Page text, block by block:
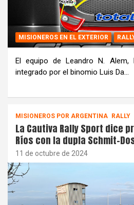
MISIONEROS EN EL EXTERIOR
El equipo de Leandro N. Alem,
integrado por el binomio Luis Da…
MISIONEROS POR ARGENTINA RALLY
La Cautiva Rally Sport dice
Ríos con la dupla Schmit-
11 de octubre de 2024